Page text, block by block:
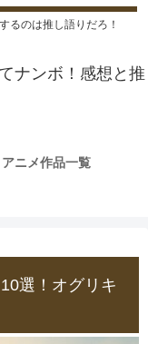
るのは推し語りだろ！
ナンボ！感想と推
アニメ作品一覧
選！オグリキ